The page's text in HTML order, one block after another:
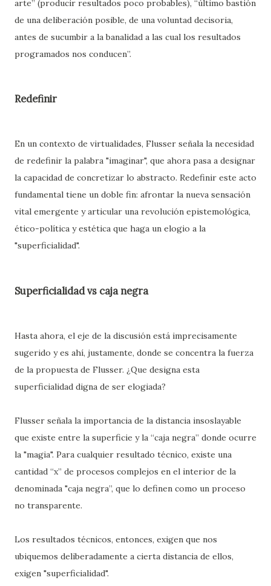
arte” (producir resultados poco probables), “último bastión
de una deliberación posible, de una voluntad decisoria,
antes de sucumbir a la banalidad a las cual los resultados
programados nos conducen”.
Redefinir
En un contexto de virtualidades, Flusser señala la necesidad
de redefinir la palabra "imaginar", que ahora pasa a designar
la capacidad de concretizar lo abstracto. Redefinir este acto
fundamental tiene un doble fin: afrontar la nueva sensación
vital emergente y articular una revolución epistemológica,
ético-política y estética que haga un elogio a la
"superficialidad".
Superficialidad vs caja negra
Hasta ahora, el eje de la discusión está imprecisamente
sugerido y es ahí, justamente, donde se concentra la fuerza
de la propuesta de Flusser. ¿Que designa esta
superficialidad digna de ser elogiada?
Flusser señala la importancia de la distancia insoslayable
que existe entre la superficie y la “caja negra” donde ocurre
la "magia". Para cualquier resultado técnico, existe una
cantidad “x” de procesos complejos en el interior de la
denominada "caja negra”, que lo definen como un proceso
no transparente.
Los resultados técnicos, entonces, exigen que nos
ubiquemos deliberadamente a cierta distancia de ellos,
exigen "superficialidad".